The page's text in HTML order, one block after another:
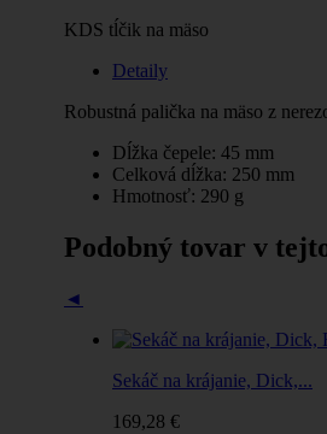
KDS tĺčik na mäso
Detaily
Robustná palička na mäso z
Dĺžka čepele: 45 mm
Celková dĺžka: 250 mm
Hmotnosť: 290 g
Podobný tovar v
◄
Sekáč na krájanie, Dick,...
169,28 €